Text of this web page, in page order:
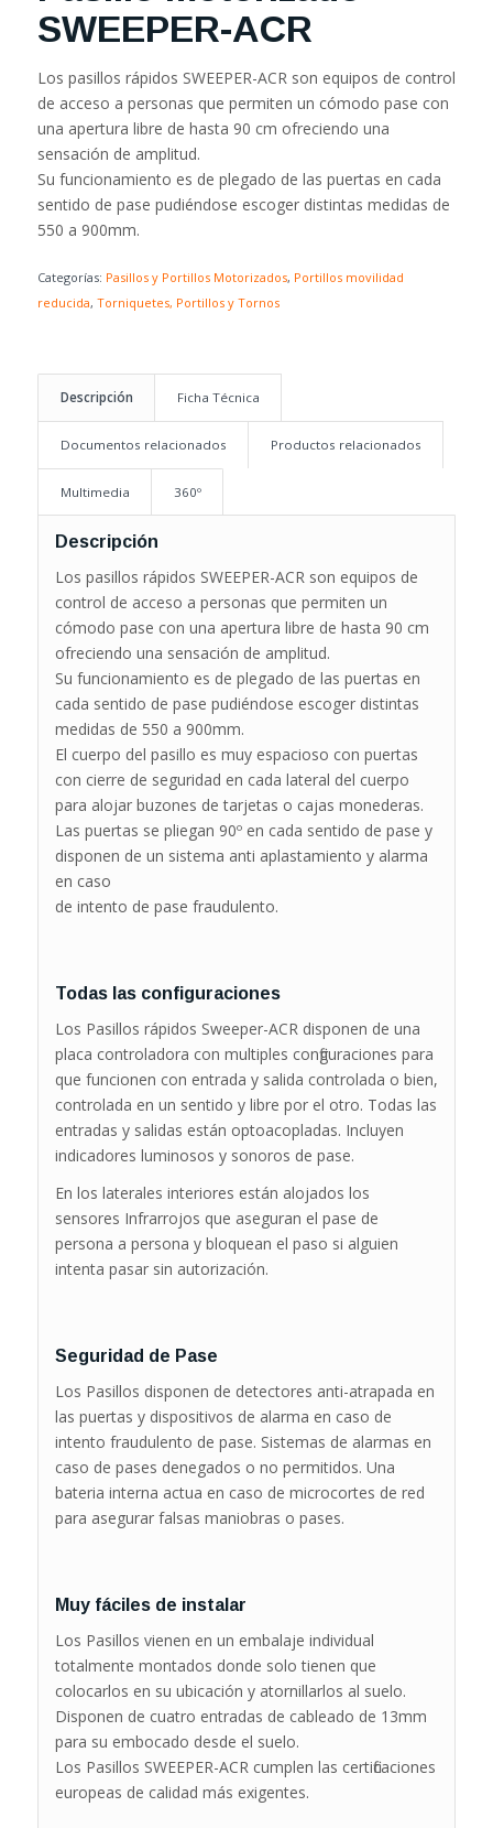
SWEEPER-ACR
Los pasillos rápidos SWEEPER-ACR son equipos de control
de acceso a personas que permiten un cómodo pase con
una apertura libre de hasta 90 cm ofreciendo una
sensación de amplitud.
Su funcionamiento es de plegado de las puertas en cada
sentido de pase pudiéndose escoger distintas medidas de
550 a 900mm.
Categorías: Pasillos y Portillos Motorizados, Portillos movilidad
reducida, Torniquetes, Portillos y Tornos
Descripción Ficha Técnica
Documentos relacionados Productos relacionados
Multimedia 360º
Descripción
Los pasillos rápidos SWEEPER-ACR son equipos de
control de acceso a personas que permiten un
cómodo pase con una apertura libre de hasta 90 cm
ofreciendo una sensación de amplitud.
Su funcionamiento es de plegado de las puertas en
cada sentido de pase pudiéndose escoger distintas
medidas de 550 a 900mm.
El cuerpo del pasillo es muy espacioso con puertas
con cierre de seguridad en cada lateral del cuerpo
para alojar buzones de tarjetas o cajas monederas.
Las puertas se pliegan 90º en cada sentido de pase y
disponen de un sistema anti aplastamiento y alarma
en caso
de intento de pase fraudulento.
Todas las configuraciones
Los Pasillos rápidos Sweeper-ACR disponen de una
placa controladora con multiples configuraciones para
que funcionen con entrada y salida controlada o bien,
controlada en un sentido y libre por el otro. Todas las
entradas y salidas están optoacopladas. Incluyen
indicadores luminosos y sonoros de pase.
En los laterales interiores están alojados los
sensores Infrarrojos que aseguran el pase de
persona a persona y bloquean el paso si alguien
intenta pasar sin autorización.
Seguridad de Pase
Los Pasillos disponen de detectores anti-atrapada en
las puertas y dispositivos de alarma en caso de
intento fraudulento de pase. Sistemas de alarmas en
caso de pases denegados o no permitidos. Una
bateria interna actua en caso de microcortes de red
para asegurar falsas maniobras o pases.
Muy fáciles de instalar
Los Pasillos vienen en un embalaje individual
totalmente montados donde solo tienen que
colocarlos en su ubicación y atornillarlos al suelo.
Disponen de cuatro entradas de cableado de 13mm
para su embocado desde el suelo.
Los Pasillos SWEEPER-ACR cumplen las certificaciones
europeas de calidad más exigentes.